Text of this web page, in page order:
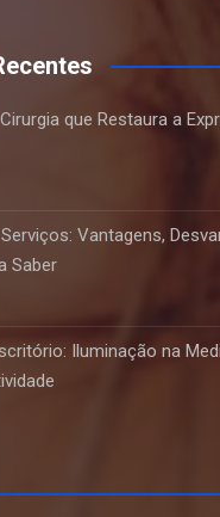
que Restaura a
Vantagens,
Saber
Iluminação na